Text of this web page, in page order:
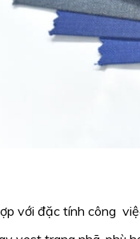
với đặc tính công